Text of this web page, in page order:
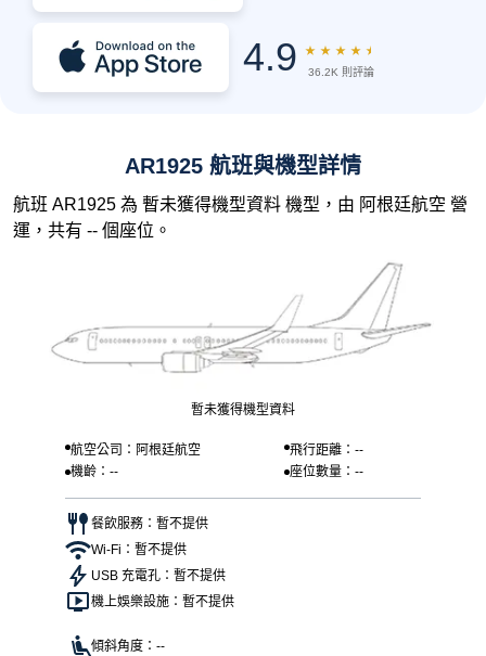
4.9 ★ ★ ★ ★ ★
36.2K 則評論
AR1925 航班與機型詳情
航班 AR1925 為 暫未獲得機型資料 機型，由 阿根廷航空 營
運，共有 -- 個座位。
暫未獲得機型資料
航空公司：阿根廷航空
飛行距離：--
機齡：--
座位數量：--
餐飲服務：暫不提供
Wi-Fi：暫不提供
USB 充電孔：暫不提供
機上娛樂設施：暫不提供
傾斜角度：--